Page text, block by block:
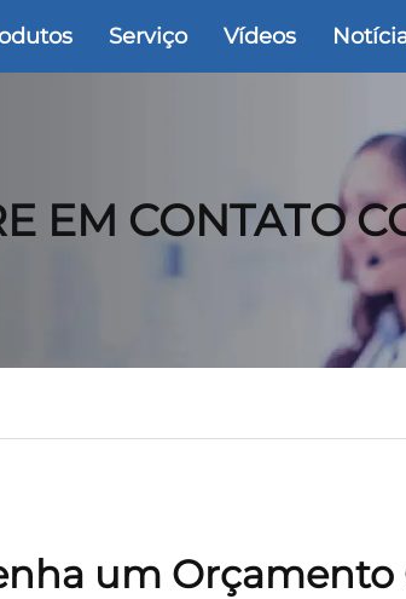
Serviço Vídeos
EM CONTATO
um Orçamento